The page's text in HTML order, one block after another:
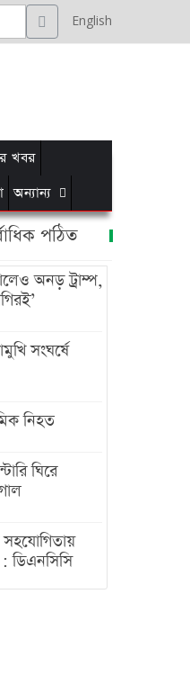
English
খবর
অন্যান্য
পঠিত
অনড় ট্রাম্প,
সংঘর্ষে
নিহত
ঘিরে
সহযোগিতায়
ডিএনসিসি